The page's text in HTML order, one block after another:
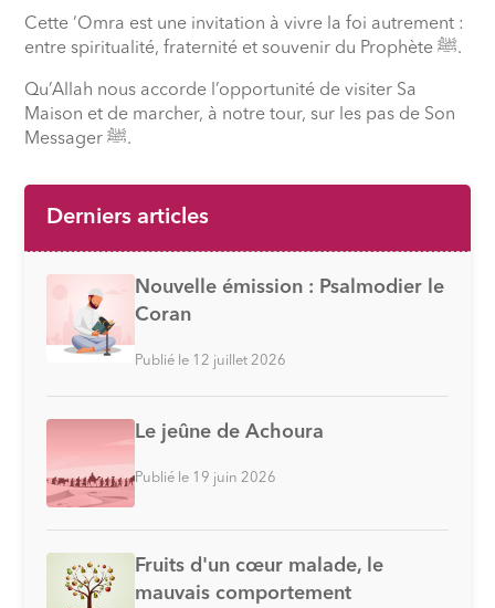
Cette ‘Omra est une invitation à vivre la foi autrement :
entre spiritualité, fraternité et souvenir du Prophète ﷺ.
Qu’Allah nous accorde l’opportunité de visiter Sa
Maison et de marcher, à notre tour, sur les pas de Son
Messager ﷺ.
Derniers articles
Nouvelle émission : Psalmodier le
Coran
Publié le 12 juillet 2026
Le jeûne de Achoura
Publié le 19 juin 2026
Fruits d'un cœur malade, le
mauvais comportement